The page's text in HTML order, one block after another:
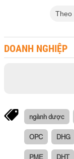
Theo
DOANH NGHIỆP
ngành dược
OPC DHG
PME DHT